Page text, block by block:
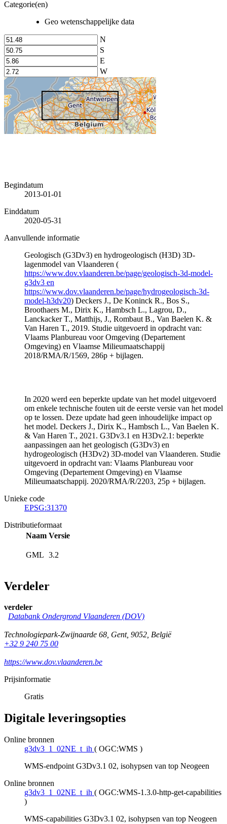
Categorie(en)
Geo wetenschappelijke data
N
S
E
W
Begindatum
2013-01-01
Einddatum
2020-05-31
Aanvullende informatie
Geologisch (G3Dv3) en hydrogeologisch (H3D) 3D-
lagenmodel van Vlaanderen (
https://www.dov.vlaanderen.be/page/geologisch-3d-model-
g3dv3 en
https://www.dov.vlaanderen.be/page/hydrogeologisch-3d-
model-h3dv20) Deckers J., De Koninck R., Bos S.,
Broothaers M., Dirix K., Hambsch L., Lagrou, D.,
Lanckacker T., Matthijs, J., Rombaut B., Van Baelen K. &
Van Haren T., 2019. Studie uitgevoerd in opdracht van:
Vlaams Planbureau voor Omgeving (Departement
Omgeving) en Vlaamse Milieumaatschappij
2018/RMA/R/1569, 286p + bijlagen.
In 2020 werd een beperkte update van het model uitgevoerd
om enkele technische fouten uit de eerste versie van het model
op te lossen. Deze update had geen inhoudelijke impact op
het model. Deckers J., Dirix K., Hambsch L., Van Baelen K.
& Van Haren T., 2021. G3Dv3.1 en H3Dv2.1: beperkte
aanpassingen aan het geologisch (G3Dv3) en
hydrogeologisch (H3Dv2) 3D-model van Vlaanderen. Studie
uitgevoerd in opdracht van: Vlaams Planbureau voor
Omgeving (Departement Omgeving) en Vlaamse
Milieumaatschappij. 2020/RMA/R/2203, 25p + bijlagen.
Unieke code
EPSG:31370
Distributieformaat
Naam Versie
GML 3.2
Verdeler
verdeler
Databank Ondergrond Vlaanderen (DOV)
Technologiepark-Zwijnaarde 68, Gent, 9052, België
+32 9 240 75 00
https://www.dov.vlaanderen.be
Prijsinformatie
Gratis
Digitale leveringsopties
Online bronnen
g3dv3_1_02NE_t_ih ( OGC:WMS )
WMS-endpoint G3Dv3.1 02, isohypsen van top Neogeen
Online bronnen
g3dv3_1_02NE_t_ih ( OGC:WMS-1.3.0-http-get-capabilities
)
WMS-capabilities G3Dv3.1 02, isohypsen van top Neogeen